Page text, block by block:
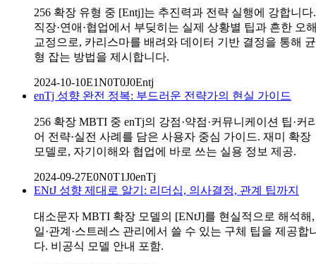
256 확장 유형 중 [Entj]는 추진력과 전략 실행에 강합니다.
직장·연애·협업에서 부딪히는 실제 상황별 팁과 흔한 오
교정으로, 카리스마를 배려와 데이터 기반 결정을 통해 균
형 잡는 방법을 제시합니다.
2024-10-10E1N0T0J0Entj
enTj 성향 완전 정복: 부드러운 전략가의 현실 가이드
256 확장 MBTI 중 enTj의 강점·약점·커뮤니케이션 팁·커
어 전략·실전 사례를 담은 사용자 중심 가이드. 재미 확장
모델로, 자기이해와 협업에 바로 쓰는 실용 정보 제공.
2024-09-27E0N0T1J0enTj
ENtJ 성향 제대로 알기: 리더십, 의사결정, 관계 팁까지
대소문자 MBTI 확장 모델의 [ENtJ]를 현실적으로 해석해,
일·관계·스트레스 관리에서 쓸 수 있는 구체 팁을 제공합
다. 비공식 모델 안내 포함.